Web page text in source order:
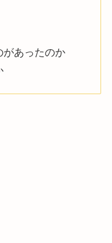
があったのか